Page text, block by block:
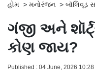
હોમ > મનોરંજન > બૉલિવૂડ
ગંજી અને
કોણ જાય?
Published : 04 June, 2026 10:28